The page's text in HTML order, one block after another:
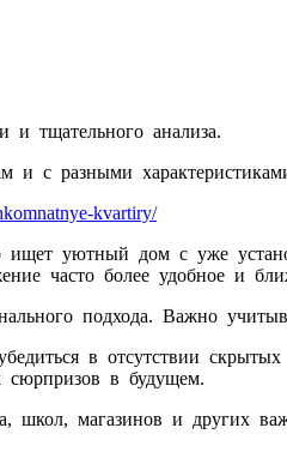
и тщательного анализа.
с разными
kvartiry/
уютный дом с уже
часто более удобное и
подхода. Важно
в отсутствии
сюрпризов в будущем.
школ, магазинов и других